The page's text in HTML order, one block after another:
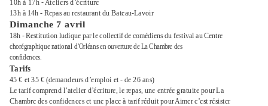
10h à 17h - Ateliers d’écriture
13h à 14h - Repas au restaurant du Bateau-Lavoir
Dimanche 7 avril
18h - Restitution ludique par le collectif de comédiens du festival au Centre
chorégraphique national d’Orléans en ouverture de La Chambre des
confidences.
Tarifs
45 € et 35 € (demandeurs d’emploi et - de 26 ans)
Le tarif comprend l’atelier d’écriture, le repas, une entrée gratuite pour La
Chambre des confidences et une place à tarif réduit pour Aimer c’est résister